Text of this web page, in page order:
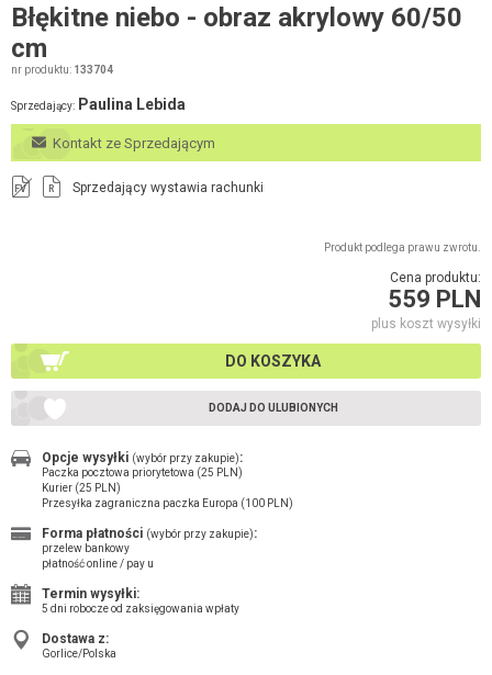
Błękitne niebo - obraz akrylowy 60/50
cm
nr produktu: 133704
Sprzedający: Paulina Lebida
Kontakt ze Sprzedającym
FV R Sprzedający wystawia rachunki
Produkt podlega prawu zwrotu.
Cena produktu:
559 PLN
plus koszt wysyłki
DO KOSZYKA
DODAJ DO ULUBIONYCH
Opcje wysyłki (wybór przy zakupie):
Paczka pocztowa priorytetowa (25 PLN)
Kurier (25 PLN)
Przesyłka zagraniczna paczka Europa (100 PLN)
Forma płatności (wybór przy zakupie):
przelew bankowy
płatność online / pay u
Termin wysyłki:
5 dni robocze od zaksięgowania wpłaty
Dostawa z:
Gorlice/Polska